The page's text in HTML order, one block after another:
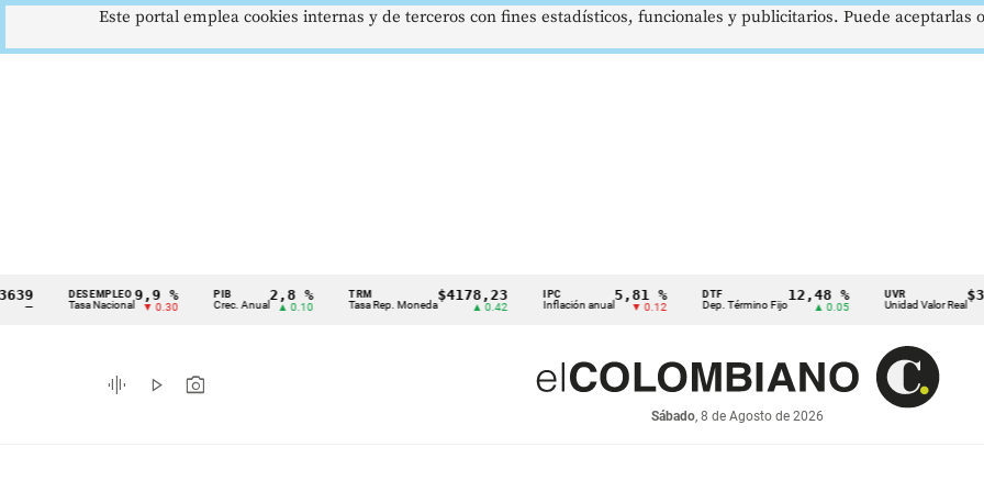
Cintillo
indicadores
económicos
DESEMPLEO
Tasa Nacional
9,9 %
▼ 0.30
PIB
Crec. Anual
2,8 %
▲ 0.10
TRM
Tasa Rep. Moneda
$4178,23
▲ 0.42
IPC
Inflación anual
5,81 %
▼ 0.12
DTF
Dep. Término Fijo
12,48 %
▲ 0.05
UVR
Unidad Valor Real ▲
graphic_eq play_arrow photo_camera
Sábado, 8 de Agosto de 2026
Este portal emplea cookies internas y de terceros con fines estadísticos, funcionales y publicitarios. Puede aceptarlas